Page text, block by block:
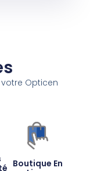
Opticen
Boutique En